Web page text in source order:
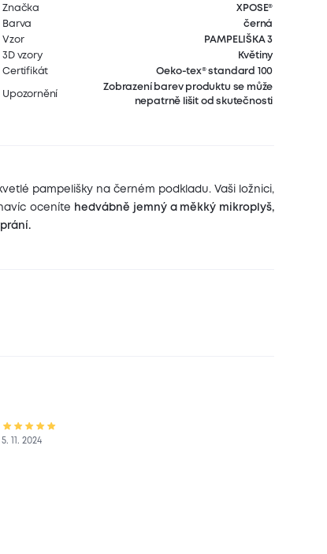
Značka
XPOSE®
Barva
černá
Vzor
PAMPELIŠKA 3
3D vzory
Květiny
Certifikát
Oeko-tex® standard 100
Upozornění
Zobrazení barev produktu se může
nepatrně lišit od skutečnosti
pampelišky na černém podkladu. Vaši ložnici,
oceníte hedvábně jemný a měkký mikroplyš,
5. 11. 2024